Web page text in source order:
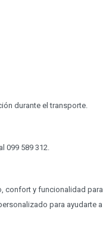
durante el transporte.
099 589 312.
confort y funcionalidad para
para ayudarte a